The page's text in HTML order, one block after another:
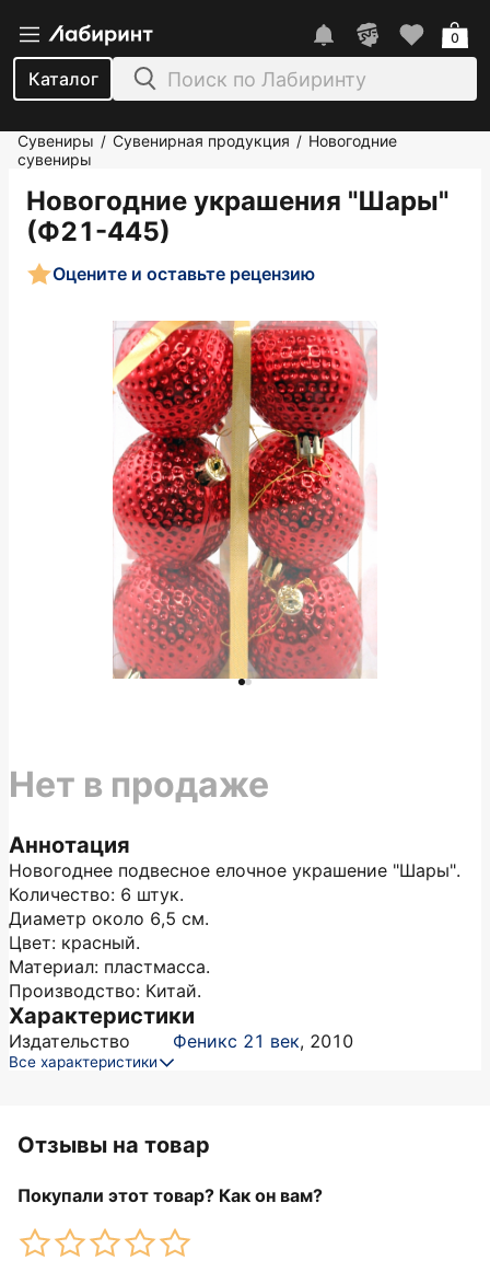
Каталог
0
Сувениры / Сувенирная продукция / Новогодние
сувениры
Новогодние украшения "Шары"
(Ф21-445)
Оцените и оставьте рецензию
Аннотация
Новогоднее подвесное елочное украшение "Шары".
Количество: 6 штук.
Диаметр около 6,5 см.
Цвет: красный.
Материал: пластмасса.
Производство: Китай.
Характеристики
Издательство Феникс 21 век, 2010
Все характеристики
Нет в продаже
Отзывы на товар
Покупали этот товар? Как он вам?